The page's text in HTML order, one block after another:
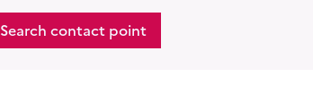
Search contact point